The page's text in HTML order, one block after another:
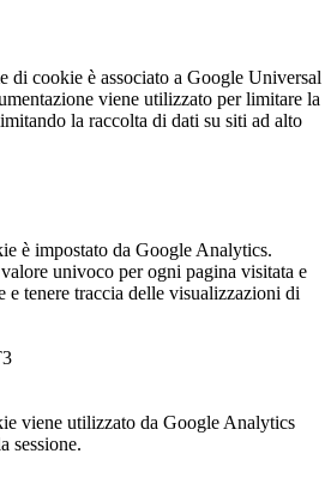
di cookie è associato a Google Universal
viene utilizzato per limitare la
la raccolta di dati su siti ad alto
è impostato da Google Analytics.
univoco per ogni pagina visitata e
e tenere traccia delle visualizzazioni di
viene utilizzato da Google Analytics
sessione.